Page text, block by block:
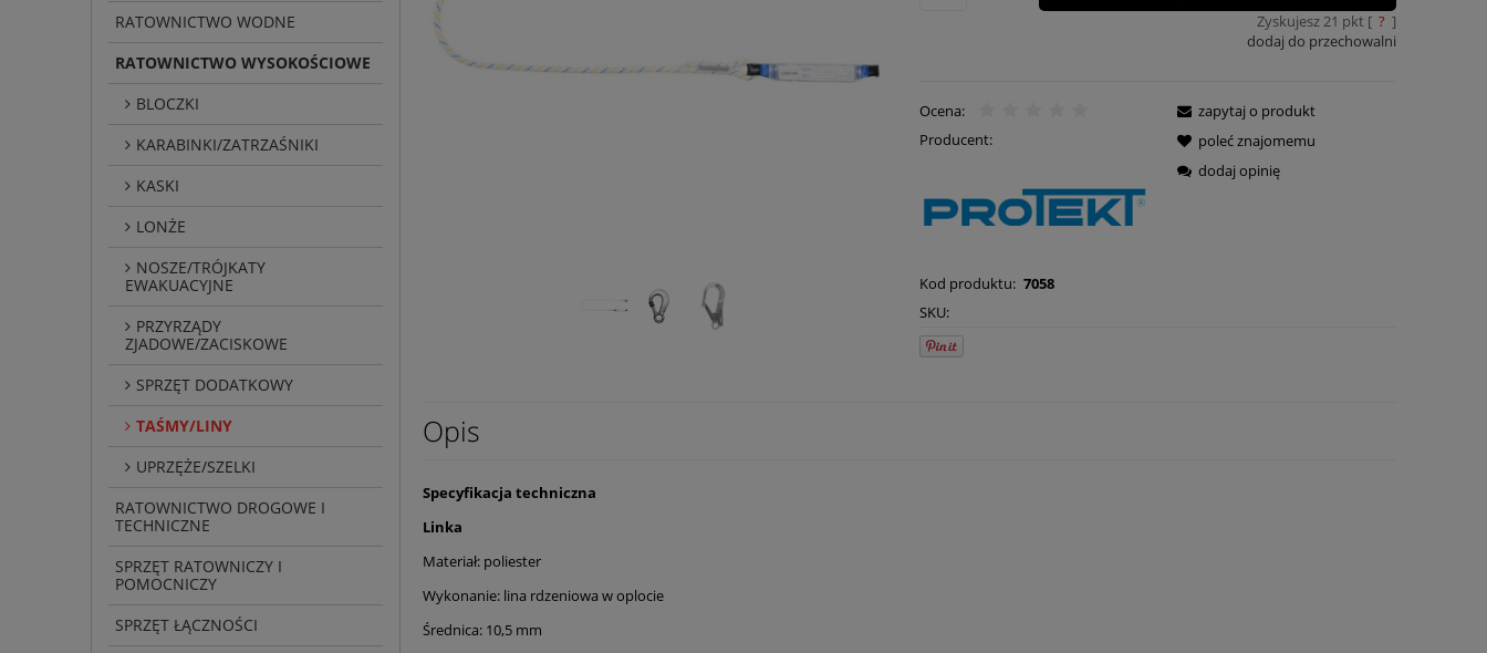
RATOWNICTWO WODNE
RATOWNICTWO WYSOKOŚCIOWE
BLOCZKI
KARABINKI/ZATRZAŚNIKI
KASKI
LONŻE
NOSZE/TRÓJKATY
EWAKUACYJNE
PRZYRZĄDY
ZJADOWE/ZACISKOWE
SPRZĘT DODATKOWY
TAŚMY/LINY
UPRZĘŻE/SZELKI
RATOWNICTWO DROGOWE I
TECHNICZNE
SPRZĘT RATOWNICZY I
POMOCNICZY
SPRZĘT ŁĄCZNOŚCI
Zyskujesz21 pkt [ ? ]
dodaj do przechowalni
Ocena:
Producent:
Kod produktu: 7058
SKU:
zapytaj o produkt
poleć znajomemu
dodaj opinię
Opis
Specyfikacja techniczna
Linka
Materiał: poliester
Wykonanie: lina rdzeniowa w oplocie
Średnica: 10,5 mm